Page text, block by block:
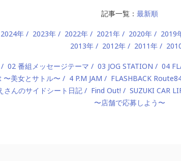
記事一覧： 最新順
2024年 2023年 2022年 2021年 2020年 2019
2013年
2012年 2011年
02 番組メッセージテーマ 03 JOG STATION 04
〜美女とサトル〜 4 P.M JAM FLASHBACK
さんのサイドシート日記 Find Out! SUZUKI CAR
〜店舗で応募しよう〜